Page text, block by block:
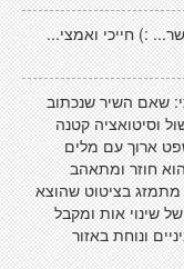
:) חייכי ואמצי...
שאם השיר שנכתוב
וסיטואציה קטנה
ארוך עם מלים
חוזר ומתאהב
מתמזג בציטוט שהוצא
שינוי אות ומקבל
ונוחת באזור